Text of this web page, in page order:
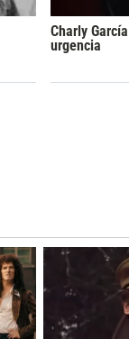
Charly
urgencia